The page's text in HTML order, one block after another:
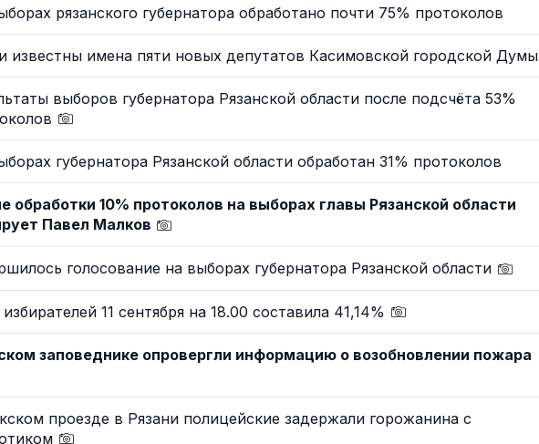
рязанского губернатора обработано почти 75% протоколов
известны имена пяти новых депутатов Касимовской городской Думы
выборов губернатора Рязанской области после подсчёта 53%
губернатора Рязанской области обработан 31% протоколов
обработки 10% протоколов на выборах главы Рязанской области
Павел Малков
голосование на выборах губернатора Рязанской области
11 сентября на 18.00 составила 41,14%
заповеднике опровергли информацию о возобновлении пожара
проезде в Рязани полицейские задержали горожанина с